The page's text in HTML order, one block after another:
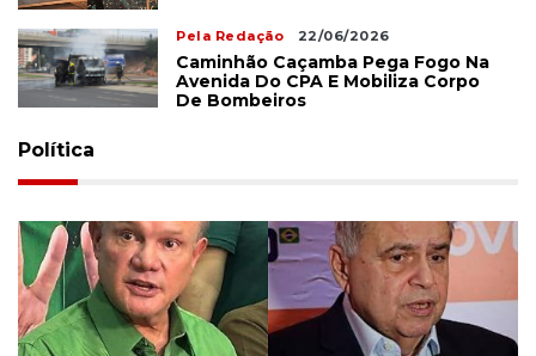
Pela Redação 22/06/2026
Caminhão Caçamba Pega Fogo Na
Avenida Do CPA E Mobiliza Corpo
De Bombeiros
Política